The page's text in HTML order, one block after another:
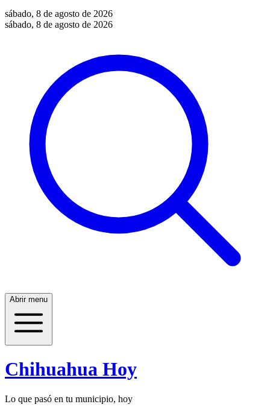
sábado, 8 de agosto de 2026
sábado, 8 de agosto de 2026
Abrir menu
Chihuahua Hoy
Lo que pasó en tu municipio, hoy